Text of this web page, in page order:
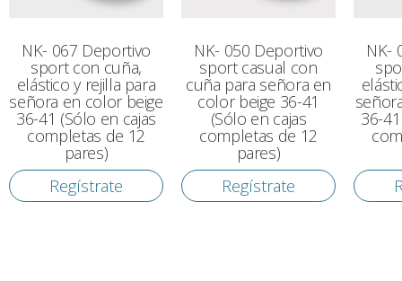
NK- 067 Deportivo
sport con cuña,
elástico y rejilla para
señora en color beige
36-41 (Sólo en cajas
completas de 12
pares)
Regístrate
NK- 050 Deportivo
sport casual con
cuña para señora en
color beige 36-41
(Sólo en cajas
completas de 12
pares)
Regístrate
NK-
36-